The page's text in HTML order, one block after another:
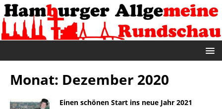
Monat: Dezember 2020
Einen schönen Start ins neue Jahr 2021